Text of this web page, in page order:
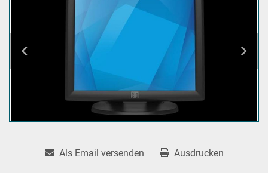
Als Email versenden Ausdrucken